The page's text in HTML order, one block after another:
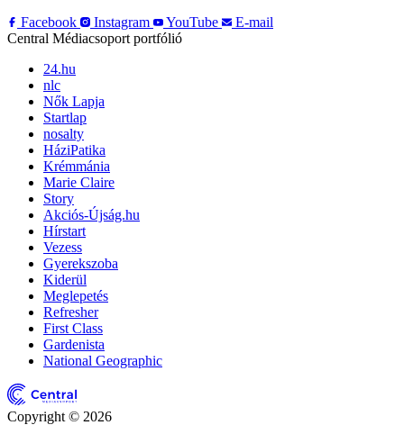
Facebook
Instagram YouTube
E-mail
Central Médiacsoport portfólió
24.hu
nlc
Nők Lapja
Startlap
nosalty
HáziPatika
Krémmánia
Marie Claire
Story
Akciós-Újság.hu
Hírstart
Vezess
Gyerekszoba
Kiderül
Meglepetés
Refresher
First Class
Gardenista
National Geographic
Copyright © 2026